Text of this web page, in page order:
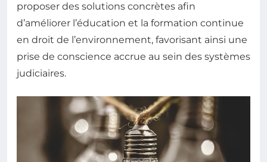
proposer des solutions concrètes afin
d’améliorer l’éducation et la formation continue
en droit de l’environnement, favorisant ainsi une
prise de conscience accrue au sein des systèmes
judiciaires.